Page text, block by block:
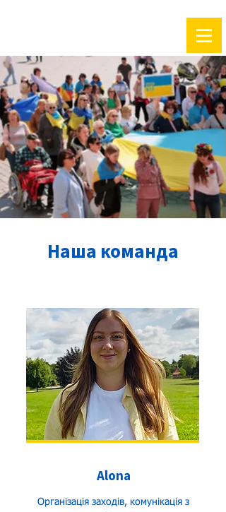
Наша команда
Alona
Організація заходів, комунікація з